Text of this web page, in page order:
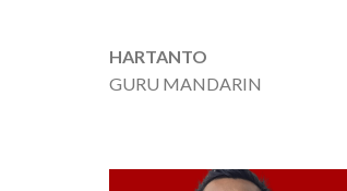
HARTANTO
GURU MANDARIN